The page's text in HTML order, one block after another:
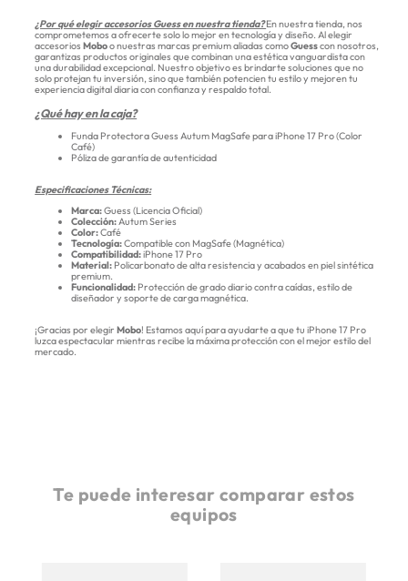
¿Por qué elegir accesorios Guess en nuestra tienda?En nuestra tienda, nos
comprometemos a ofrecerte solo lo mejor en tecnología y diseño. Al elegir
accesoriosMoboo nuestras marcas premium aliadas comoGuesscon nosotros,
garantizas productos originales que combinan una estética vanguardista con
una durabilidad excepcional. Nuestro objetivo es brindarte soluciones que no
solo protejan tu inversión, sino que también potencien tu estilo y mejoren tu
experiencia digital diaria con confianza y respaldo total.
¿Qué hay en la caja?
Funda Protectora Guess Autum MagSafe para iPhone 17 Pro (Color
Café)
Póliza de garantía de autenticidad
Especificaciones Técnicas:
Marca:Guess (Licencia Oficial)
Colección:Autum Series
Color:Café
Tecnología:Compatible con MagSafe (Magnética)
Compatibilidad:iPhone 17 Pro
Material: Policarbonato de alta resistencia y acabados en piel sintética
premium.
Funcionalidad: Protección de grado diario contra caídas, estilo de
diseñador y soporte de carga magnética.
¡Gracias por elegirMobo! Estamos aquí para ayudarte a que tu iPhone 17 Pro
luzca espectacular mientras recibe la máxima protección con el mejor estilo del
mercado.
Te puede interesar comparar estos
equipos